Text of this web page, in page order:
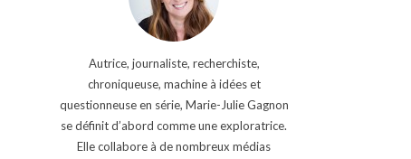
Autrice, journaliste, recherchiste,
chroniqueuse, machine à idées et
questionneuse en série, Marie-Julie Gagnon
se définit d’abord comme une exploratrice.
Elle collabore à de nombreux médias